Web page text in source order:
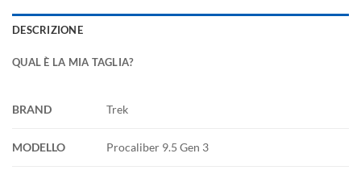
DESCRIZIONE
QUAL È LA MIA TAGLIA?
BRAND Trek
MODELLO Procaliber 9.5 Gen 3